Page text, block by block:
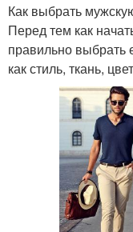
Как выбрать
Перед тем как
правильно
как стиль, ткань,